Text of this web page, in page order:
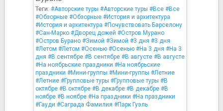
Теги: #Авторские туры #Авторские туры #Все #Все
#Обзорные #Обзорные #История и архитектура
#История и архитектура #Почувствовать Барселону
#Сан-Марко #Дворец дожей #Остров Мурано
#Остров Бурано #Зимой #Зимой #3 дня #3 дня
#Летом #Летом #Осенью #Осенью #На 3 дня #На 3
дня #В сентябре #В сентябре #В августе #В августе
#На ноябрьские праздники #На ноябрьские
праздники #Мини-группы #Мини-группы #Летние
#Летние #Групповые туры #Групповые туры #В
октябре #В октябре #В декабре #В декабре #В
ноябре #В ноябре #На праздники #На праздники
#Гауди #Саграда Фамилия #Парк Гуэль